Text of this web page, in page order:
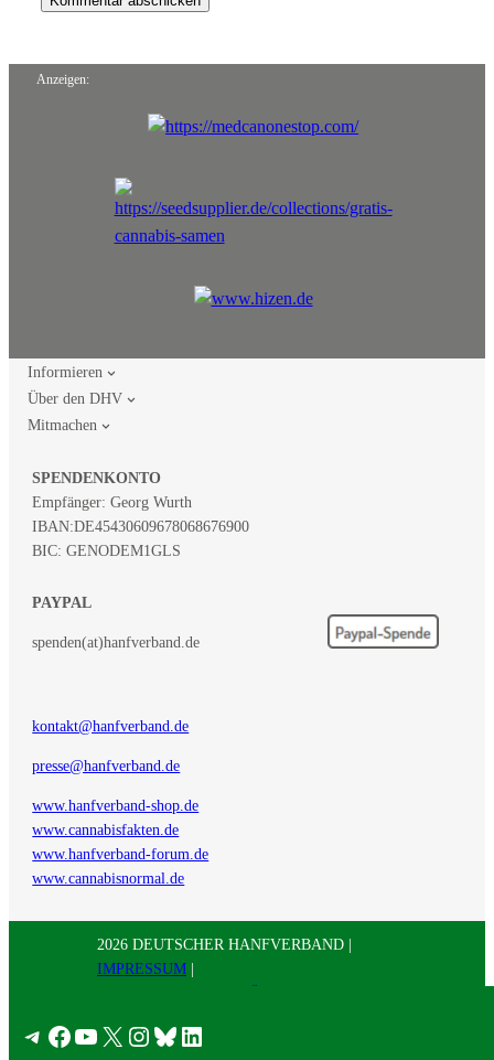
Anzeigen:
Informieren
Über den DHV
Mitmachen
SPENDENKONTO
Empfänger: Georg Wurth
IBAN:DE45430609678068676900
BIC: GENODEM1GLS
PAYPAL
spenden(at)hanfverband.de
kontakt@hanfverband.de
presse@hanfverband.de
www.hanfverband-shop.de
www.cannabisfakten.de
www.hanfverband-forum.de
www.cannabisnormal.de
2026 DEUTSCHER HANFVERBAND |
IMPRESSUM |
Telegram
Facebook
YouTube
X Instagram
Bluesky
LinkedIn